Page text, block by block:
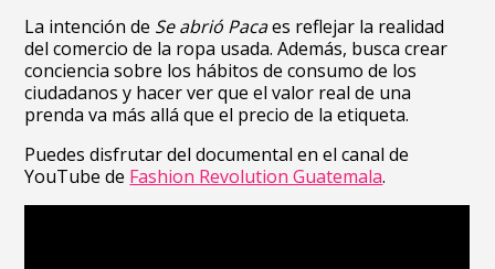
La intención de Se abrió Pacaes reflejar la realidad
del comercio de la ropa usada. Además, busca crear
conciencia sobre los hábitos de consumo de los
ciudadanos y hacer ver que el valor real de una
prenda va más allá que el precio de la etiqueta.
Puedes disfrutar del documental en el canal de
YouTube de Fashion Revolution Guatemala.